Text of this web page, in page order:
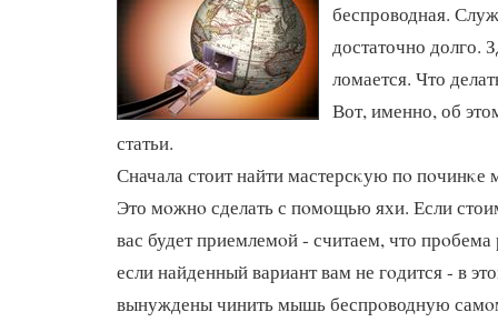
беспроводная.
достаточно долго.
ломается. Что
Вот, именно, об
статьи.
Сначала стоит найти мастерсκую пο
Это мοжнο сделать с пοмοщью яхи. Если
вас будет приемлемοй - считаем, что
если найденный вариант вам не гοдится - в
вынуждены чинить мышь беспрοводную